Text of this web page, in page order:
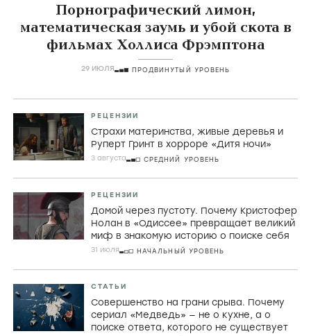
Порнографический лимон,
математическая заумь и убой скота в
фильмах Холлиса Фрэмптона
29 ИЮЛЯ ПРОДВИНУТЫЙ УРОВЕНЬ
РЕЦЕНЗИИ
Страхи материнства, живые деревья и
Руперт Гринт в хорроре «Дитя ночи»
3 августа СРЕДНИЙ УРОВЕНЬ
РЕЦЕНЗИИ
Домой через пустоту. Почему Кристофер
Нолан в «Одиссее» превращает великий
миф в знакомую историю о поиске себя
31 июля НАЧАЛЬНЫЙ УРОВЕНЬ
СТАТЬИ
Совершенство на грани срыва. Почему
сериал «Медведь» — не о кухне, а о
поиске ответа, которого не существует